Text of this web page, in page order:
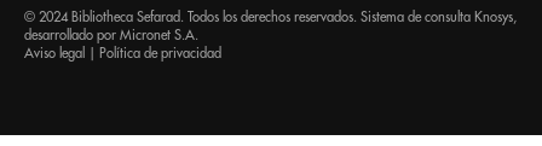
© 2024 Bibliotheca Sefarad. Todos los derechos reservados. Sistema de consulta Knosys
desarrollado por Micronet S.A.
Aviso legal
Política de privacidad